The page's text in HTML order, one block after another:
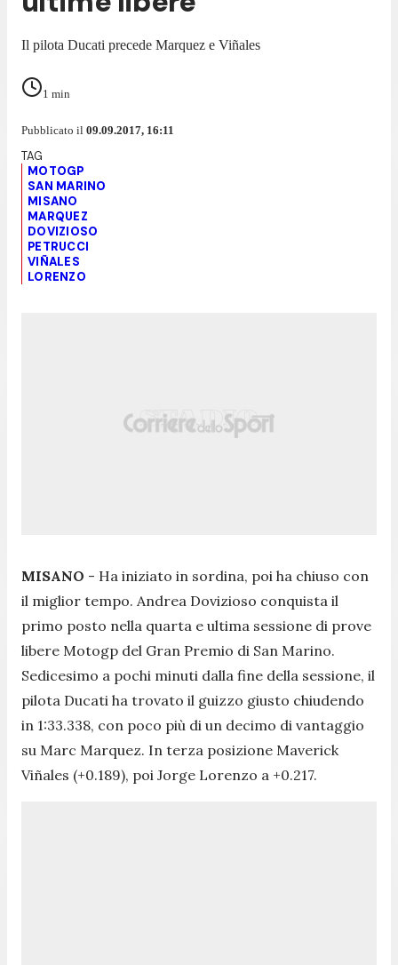
Il pilota Ducati precede Marquez e Viñales
1 min
Pubblicato il 09.09.2017, 16:11
MOTOGP
SAN MARINO
MISANO
MARQUEZ
DOVIZIOSO
PETRUCCI
VIÑALES
LORENZO
MISANO - Ha iniziato in sordina, poi ha chiuso con
il miglior tempo. Andrea Dovizioso conquista il
primo posto nella quarta e ultima sessione di prove
libere Motogp del Gran Premio di San Marino.
Sedicesimo a pochi minuti dalla fine della sessione, il
pilota Ducati ha trovato il guizzo giusto chiudendo
in 1:33.338, con poco più di un decimo di vantaggio
su Marc Marquez. In terza posizione Maverick
Viñales (+0.189), poi Jorge Lorenzo a +0.217.